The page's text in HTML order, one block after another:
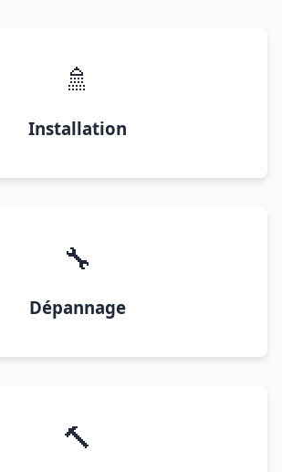
🚿
Installation
🔧
Dépannage
🔨